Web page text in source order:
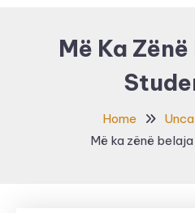
Më Ka
Home
Më ka zënë